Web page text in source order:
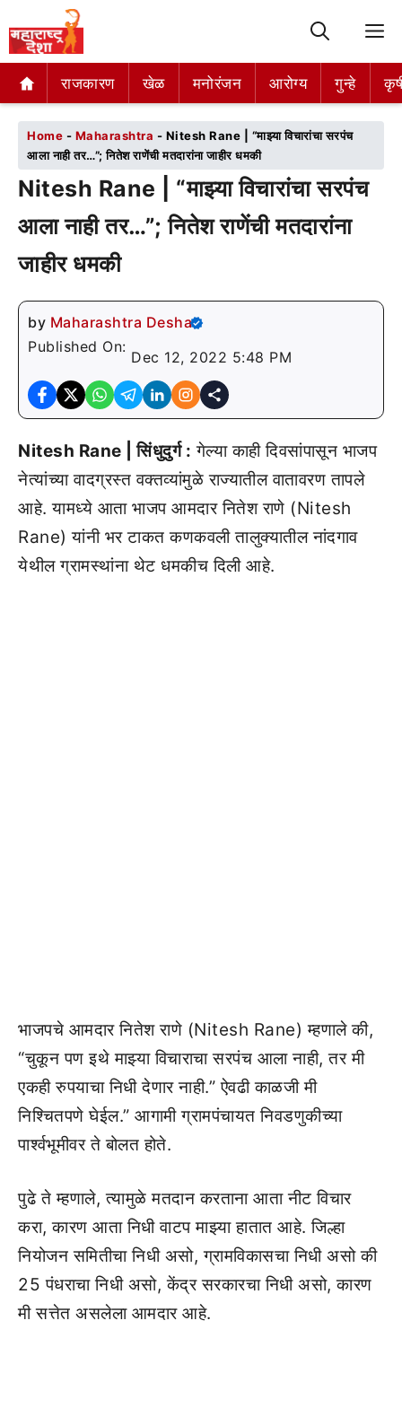
राजकारण खेळ मनोरंजन आरोग्य गुन्हे
राजकारण खेळ मनोरंजन आरोग्य गुन्हे
Home - Maharashtra - Nitesh Rane | “माझ्या विचारांचा सरपंच
आला नाही तर…”; नितेश राणेंची मतदारांना जाहीर धमकी
Nitesh Rane | “माझ्या विचारांचा सरपंच
आला नाही तर…”; नितेश राणेंची मतदारांना
जाहीर धमकी
by Maharashtra Desha
Published On:
Dec 12, 2022 5:48 PM
Nitesh Rane | सिंधुदुर्ग : गेल्या काही दिवसांपासून भाजप
नेत्यांच्या वादग्रस्त वक्तव्यांमुळे राज्यातील वातावरण तापले
आहे. यामध्ये आता भाजप आमदार नितेश राणे (Nitesh
Rane) यांनी भर टाकत कणकवली तालुक्यातील नांदगाव
येथील ग्रामस्थांना थेट धमकीच दिली आहे.
भाजपचे आमदार नितेश राणे (Nitesh Rane) म्हणाले की,
“चुकून पण इथे माझ्या विचाराचा सरपंच आला नाही, तर मी
एकही रुपयाचा निधी देणार नाही.” ऐवढी काळजी मी
निश्चितपणे घेईल.” आगामी ग्रामपंचायत निवडणुकीच्या
पार्श्वभूमीवर ते बोलत होते.
पुढे ते म्हणाले, त्यामुळे मतदान करताना आता नीट विचार
करा, कारण आता निधी वाटप माझ्या हातात आहे. जिल्हा
नियोजन समितीचा निधी असो, ग्रामविकासचा निधी असो की
25 पंधराचा निधी असो, केंद्र सरकारचा निधी असो, कारण
मी सत्तेत असलेला आमदार आहे.